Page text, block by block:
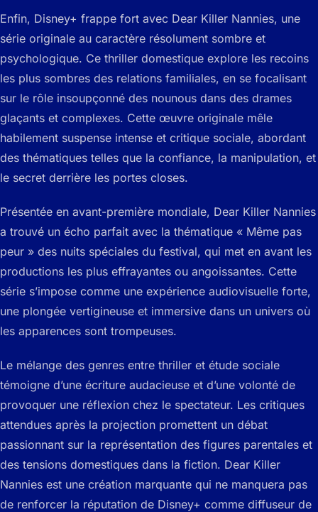
Enfin, Disney+ frappe fort avec Dear Killer Nannies, une
série originale au caractère résolument sombre et
psychologique. Ce thriller domestique explore les recoins
les plus sombres des relations familiales, en se focalisant
sur le rôle insoupçonné des nounous dans des drames
glaçants et complexes. Cette œuvre originale mêle
habilement suspense intense et critique sociale, abordant
des thématiques telles que la confiance, la manipulation, et
le secret derrière les portes closes.
Présentée en avant-première mondiale, Dear Killer Nannies
a trouvé un écho parfait avec la thématique « Même pas
peur » des nuits spéciales du festival, qui met en avant les
productions les plus effrayantes ou angoissantes. Cette
série s’impose comme une expérience audiovisuelle forte,
une plongée vertigineuse et immersive dans un univers où
les apparences sont trompeuses.
Le mélange des genres entre thriller et étude sociale
témoigne d’une écriture audacieuse et d’une volonté de
provoquer une réflexion chez le spectateur. Les critiques
attendues après la projection promettent un débat
passionnant sur la représentation des figures parentales et
des tensions domestiques dans la fiction. Dear Killer
Nannies est une création marquante qui ne manquera pas
de renforcer la réputation de Disney+ comme diffuseur de